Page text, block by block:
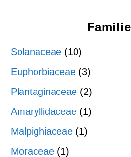
Familie
Solanaceae (10)
Euphorbiaceae (3)
Plantaginaceae (2)
Amaryllidaceae (1)
Malpighiaceae (1)
Moraceae (1)